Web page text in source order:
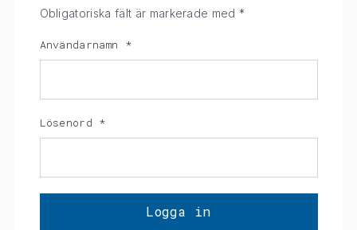
Obligatoriska fält är markerade med *
Användarnamn *
Lösenord *
Logga in